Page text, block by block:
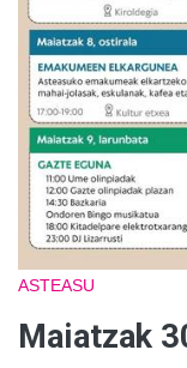
ASTEASU
Maiatzak